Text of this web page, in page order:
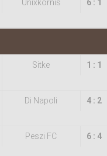
Unixkornis 6 : 1
Sitke 1 : 1
Di Napoli 4 : 2
Peszi FC 6 : 4